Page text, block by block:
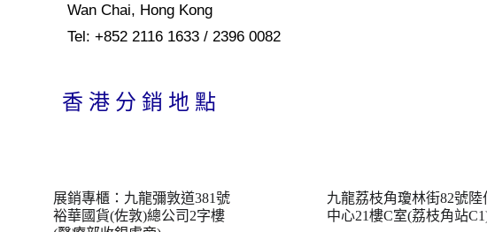
Wan Chai, Hong Kong
Tel: +852 2116 1633 / 2396 0082
展銷專櫃：九龍彌敦道381號
裕華國貨(佐敦)總公司2字樓
九龍荔枝角瓊林街82號陸
中心21樓C室(荔枝角站
香 港 分 銷 地 點